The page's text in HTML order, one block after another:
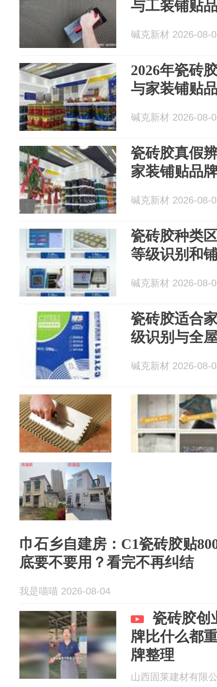
与工装铺贴
碱克新材 2026-08-
2026年瓷砖
与家装铺贴
碱克新材 2026-08-
瓷砖胶真假
家装铺贴品
碱克新材 2026-08-
瓷砖胶种类
等级识别和
碱克新材 2026-08-
瓷砖胶适合
级识别与全
碱克新材 2026-08-
巾石乡自建房：C1瓷砖胶贴
底要不要用？看完不再纠结
我是喵喵 2026-08-04
瓷砖胶创
牌比什么都
牌整理
山西固莱建材有限